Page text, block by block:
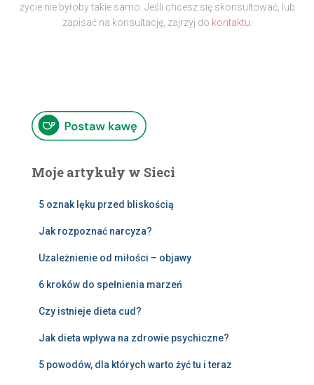
życie nie byłoby takie samo. Jeśli chcesz się skonsultować, lub
zapisać na konsultację, zajrzyj do kontaktu.
Moje artykuły w Sieci
5 oznak lęku przed bliskością
Jak rozpoznać narcyza?
Uzależnienie od miłości – objawy
6 kroków do spełnienia marzeń
Czy istnieje dieta cud?
Jak dieta wpływa na zdrowie psychiczne?
5 powodów, dla których warto żyć tu i teraz